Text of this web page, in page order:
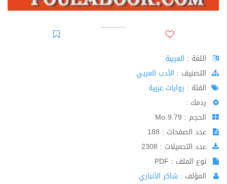
اللغة : العربية
اﻟﺘﺼﻨﻴﻒ : الأدب العربي
الفئة : روايات عربية
ردمك :
الحجم : 9.79 Mo
عدد الصفحات : 188
عدد التحميلات : 2308
نوع الملف : PDF
المؤلف : شاكر الأنباري